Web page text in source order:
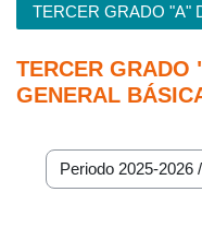
TERCER GRADO "A"
TERCER GRADO
GENERAL
Categorías